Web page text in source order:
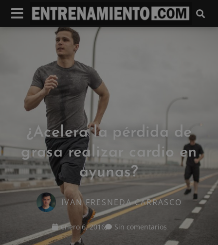
¿Acelera la pérdida de
grasa realizar cardio en
ayunas?
IVAN FRESNEDA CARRASCO
enero 6, 2016 Sin comentarios